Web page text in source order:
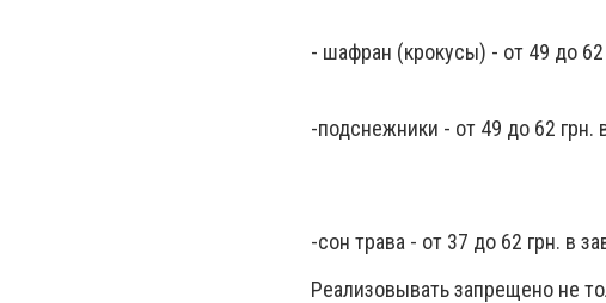
- шафран (крокусы) - от 49 до
-подснежники - от 49 до 62 грн.
-сон трава - от 37 до 62 грн. в
Реализовывать запрещено не